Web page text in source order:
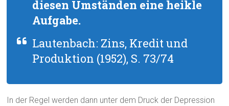
diesen Umständen eine heikle
Aufgabe.
Lautenbach: Zins, Kredit und
Produktion (1952), S. 73/74
In der Regel werden dann unter dem Druck der Depression